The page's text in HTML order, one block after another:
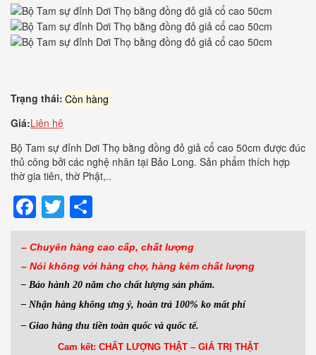
Trạng thái: Còn hàng
Giá:Liên hệ
Bộ Tam sự đỉnh Dơi Thọ bằng đồng đỏ giả cổ cao 50cm được đúc
thủ công bởi các nghệ nhân tại Bảo Long. Sản phẩm thích hợp
thờ gia tiên, thờ Phật,..
Facebook
Twitter
– Chuyên hàng cao cấp, chất lượng
– Nói không với hàng chợ, hàng kém chất lượng
– Bảo hành 20 năm cho chất lượng sản phẩm.
– Nhận hàng không ưng ý, hoàn trả 100% ko mất phí
– Giao hàng thu tiền toàn quốc và quốc tế.
Cam kết: CHẤT LƯỢNG THẬT – GIÁ TRỊ THẬT